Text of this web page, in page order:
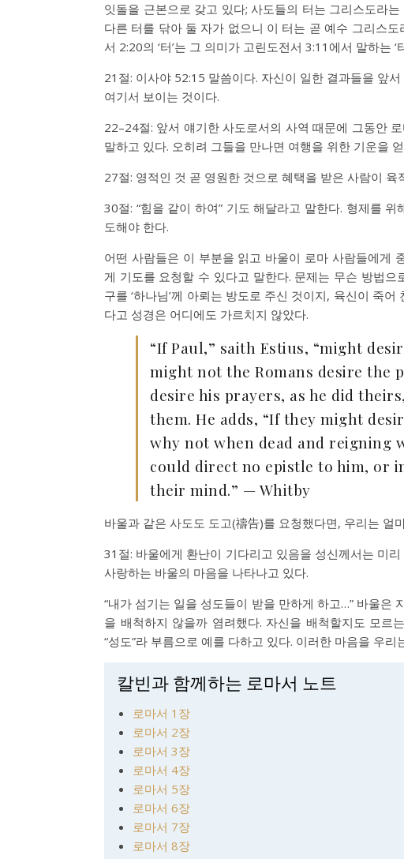
잇돌을 근본으로 갖고 있다; 사도들의 터는 그리스도라
다른 터를 닦아 둘 자가 없으니 이 터는 곧 예수 그리스
서 2:20의 ‘터’는 그 의미가 고린도전서 3:11에서 말하는 ‘
21절: 이사야 52:15 말씀이다. 자신이 일한 결과들을 앞
여기서 보이는 것이다.
22–24절: 앞서 얘기한 사도로서의 사역 때문에 그동안
말하고 있다. 오히려 그들을 만나면 여행을 위한 기운을
27절: 영적인 것 곧 영원한 것으로 혜택을 받은 사람이
30절: “힘을 같이 하여” 기도 해달라고 말한다. 형제를
도해야 한다.
어떤 사람들은 이 부분을 읽고 바울이 로마 사람들에게
게 기도를 요청할 수 있다고 말한다. 문제는 무슨 방법으
구를 ‘하나님’께 아뢰는 방도로 주신 것이지, 육신이 죽
다고 성경은 어디에도 가르치지 않았다.
“If Paul,” saith Estius, “might
might not the Romans desire the
desire his prayers, as he did
them. He adds, “If they might
why not when dead and reigning
could direct no epistle to him, or
their mind.” — Whitby
바울과 같은 사도도 도고(禱告)를 요청했다면, 우리는
31절: 바울에게 환난이 기다리고 있음을 성신께서는 미
사랑하는 바울의 마음을 나타나고 있다.
“내가 섬기는 일을 성도들이 받을 만하게 하고…” 바울은
을 배척하지 않을까 염려했다. 자신을 배척할지도 모르
“성도”라 부름으로 예를 다하고 있다. 이러한 마음을 우리
칼빈과 함께하는 로마서 노트
로마서 1장
로마서 2장
로마서 3장
로마서 4장
로마서 5장
로마서 6장
로마서 7장
로마서 8장